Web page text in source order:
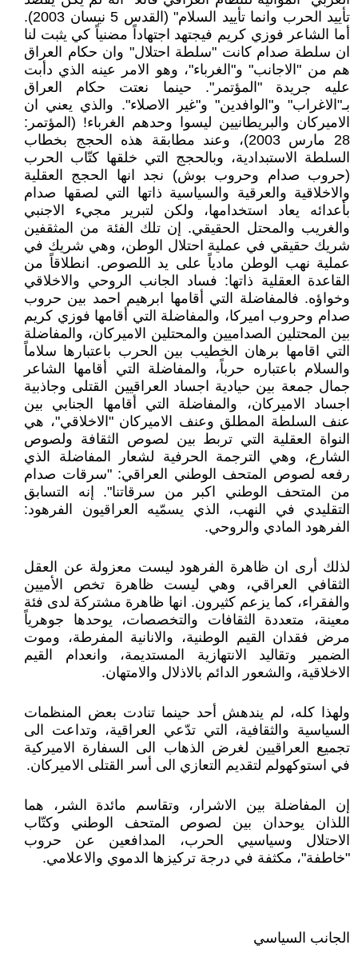
تأييد الحرب وانما تأييد السلام" (القدس 5 نيسان 2003).
أما الشاعر فوزي كريم فيجتهد اجتهاداً مضنياً كي يثبت لنا
ان سلطة صدام كانت "سلطة احتلال" وان حكام العراق
هم من "الاجانب" و"الغرباء"، وهو الامر عينه الذي دأبت
عليه جريدة "المؤتمر". حينما نعتت حكام العراق
بـ"الاغراب" و"الوافدين" و"غير الاصلاء". والذي يعني ان
الاميركان والبريطانيين ليسوا وحدهم الغرباء! (المؤتمر:
28 مارس 2003)، وعند مطابقة هذه الحجج بخطاب
السلطة الاستبدادية، وبالحجج التي خلقها كتّاب الحرب
(حروب صدام وحروب بوش) نجد انها الحجج العقلية
والاخلاقية والعرقية والسياسية ذاتها التي لصقها صدام
بأعدائه يعاد استخدامها، ولكن لتبرير مجيء الاجنبي
والغريب والمحتل الحقيقي. إن تلك الفئة من المثقفين
شريك حقيقي في عملية احتلال الوطن، وهي شريك في
عملية نهب الوطن مادياً على يد اللصوص. انطلاقاً من
القاعدة العقلية ذاتها: فساد الجانب الروحي والاخلاقي
وخواؤه. فالمفاضلة التي أقامها ابرهيم احمد بين حروب
صدام وحروب اميركا، والمفاضلة التي أقامها فوزي كريم
بين المحتلين الصداميين والمحتلين الاميركان، والمفاضلة
التي اقامها برهان الخطيب بين الحرب باعتبارها سلاماً
والسلام باعتباره حرباً، والمفاضلة التي أقامها الشاعر
جمال جمعة بين حيادية اجساد العراقيين القتلى وجاذبية
اجساد الاميركان، والمفاضلة التي أقامها الجنابي بين
عنف السلطة المطلق وعنف الاميركان "الاخلاقي"، هي
النواة العقلية التي تربط بين لصوص الثقافة ولصوص
الشارع، وهي الترجمة الحرفية لشعار المفاضلة الذي
رفعه لصوص المتحف الوطني العراقي: "سرقات صدام
من المتحف الوطني اكبر من سرقاتنا". إنه التسابق
التقليدي في النهب، الذي يسمّيه العراقيون الفرهود:
الفرهود المادي والروحي.
لذلك أرى ان ظاهرة الفرهود ليست معزولة عن العقل
الثقافي العراقي، وهي ليست ظاهرة تخص الأميين
والفقراء، كما يزعم كثيرون. انها ظاهرة مشتركة لدى فئة
معينة، متعددة الثقافات والتخصصات، يوحدها جوهرياً
مرض فقدان القيم الوطنية، والانانية المفرطة، وموت
الضمير وتقاليد الانتهازية المستديمة، وانعدام القيم
الاخلاقية، والشعور الدائم بالاذلال والامتهان.
ولهذا كله، لم يندهش أحد حينما تنادت بعض المنظمات
السياسية والثقافية، التي تدّعي العراقية، وتداعت الى
تجميع العراقيين لغرض الذهاب الى السفارة الاميركية
في استوكهولم لتقديم التعازي الى أسر القتلى الاميركان.
إن المفاضلة بين الاشرار، وتقاسم مائدة الشر، هما
اللذان يوحدان بين لصوص المتحف الوطني وكتّاب
الاحتلال وسياسيي الحرب، المدافعين عن حروب
"خاطفة"، مكثفة في درجة تركيزها الدموي والاعلامي.
الجانب السياسي